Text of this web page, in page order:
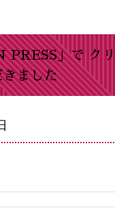
」で ク
きました